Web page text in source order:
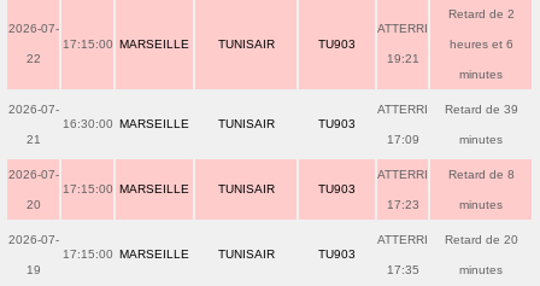
2026-07-
22
17:15:00 MARSEILLE TUNISAIR TU903
ATTERRI
19:21
Retard de 2
heures et 6
minutes
2026-07-
21
16:30:00 MARSEILLE TUNISAIR TU903
ATTERRI
17:09
Retard de 39
minutes
2026-07-
20
17:15:00 MARSEILLE TUNISAIR TU903
ATTERRI
17:23
Retard de 8
minutes
2026-07-
19
17:15:00 MARSEILLE TUNISAIR TU903
ATTERRI
17:35
Retard de 20
minutes